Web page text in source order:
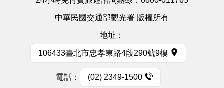
中華民國交通部觀光署 版權所有
地址：
106433臺北市忠孝東路4段290號9樓
電話： (02) 2349-1500